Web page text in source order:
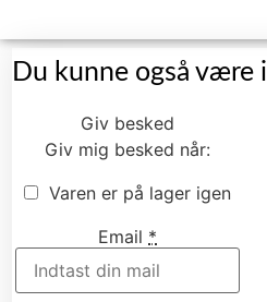
Du kunne også være
Giv besked
Giv mig besked når:
Varen er på lager igen
Email *